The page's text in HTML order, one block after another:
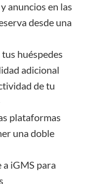
anuncios en las
desde una
huéspedes
adicional
de tu
plataformas
una doble
iGMS para